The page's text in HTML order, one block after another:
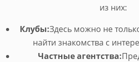
из них:
Клубы:Здесь можно не
найти знакомства с
Частные агентства: